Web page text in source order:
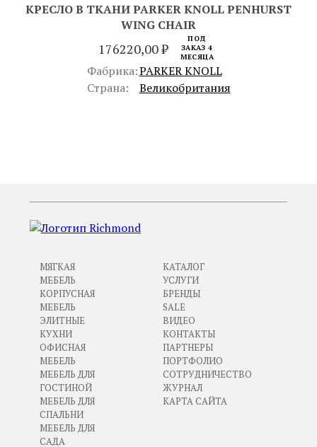
КРЕСЛО В ТКАНИ PARKER KNOLL PENHURST
WING CHAIR
176220,00₽
ПОД
ЗАКАЗ 4
МЕСЯЦА
Фабрика:PARKER KNOLL
Страна:
Великобритания
МЯГКАЯ
МЕБЕЛЬ
КОРПУСНАЯ
МЕБЕЛЬ
ЭЛИТНЫЕ
КУХНИ
ОФИСНАЯ
МЕБЕЛЬ
МЕБЕЛЬ ДЛЯ
ГОСТИНОЙ
МЕБЕЛЬ ДЛЯ
СПАЛЬНИ
МЕБЕЛЬ ДЛЯ
САДА
КАТАЛОГ
УСЛУГИ
БРЕНДЫ
SALE
ВИДЕО
КОНТАКТЫ
ПАРТНЕРЫ
ПОРТФОЛИО
СОТРУДНИЧЕСТВО
ЖУРНАЛ
КАРТА САЙТА